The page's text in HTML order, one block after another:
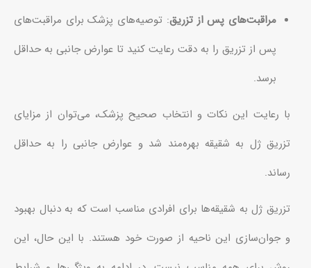
مراقبت‌های پس از تزریق: توصیه‌های پزشک برای مراقبت‌های
پس از تزریق را به دقت رعایت کنید تا عوارض جانبی به حداقل
برسد.
با رعایت این نکات و انتخاب صحیح پزشک، می‌توان از مزایای
تزریق ژل به شقیقه بهره‌مند شد و عوارض جانبی را به حداقل
رساند.
تزریق ژل به شقیقه‌ها برای افرادی مناسب است که به دنبال بهبود
و جوان‌سازی این ناحیه از صورت خود هستند. با این حال، این